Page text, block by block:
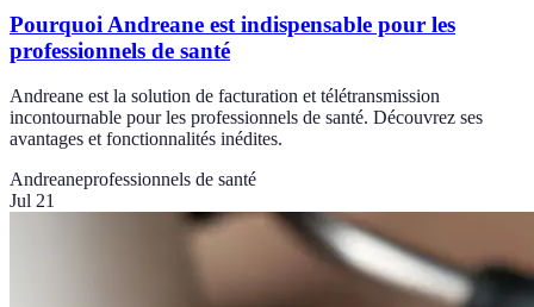
Pourquoi Andreane est indispensable pour les
professionnels de santé
Andreane est la solution de facturation et télétransmission
incontournable pour les professionnels de santé. Découvrez ses
avantages et fonctionnalités inédites.
Andreaneprofessionnels de santé
Jul 21